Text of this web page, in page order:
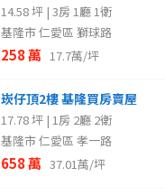
14.58 坪 | 3房 1廳 1衛
基隆市 仁愛區 獅球路
258 萬 17.7萬/坪
崁仔頂2樓 基隆買房賣屋
17.78 坪 | 1房 2廳 2衛
基隆市 仁愛區 孝一路
658 萬 37.01萬/坪